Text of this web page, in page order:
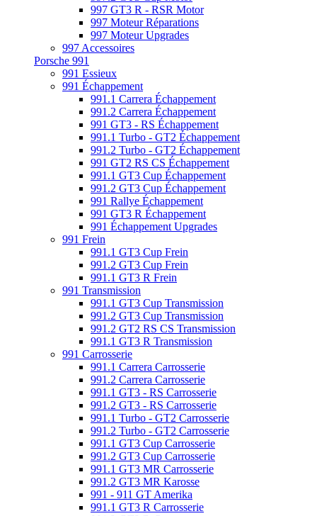
997 GT3 R - RSR Motor
997 Moteur Réparations
997 Moteur Upgrades
997 Accessoires
Porsche 991
991 Essieux
991 Échappement
991.1 Carrera Échappement
991.2 Carrera Échappement
991 GT3 - RS Échappement
991.1 Turbo - GT2 Échappement
991.2 Turbo - GT2 Échappement
991 GT2 RS CS Échappement
991.1 GT3 Cup Échappement
991.2 GT3 Cup Échappement
991 Rallye Échappement
991 GT3 R Échappement
991 Échappement Upgrades
991 Frein
991.1 GT3 Cup Frein
991.2 GT3 Cup Frein
991.1 GT3 R Frein
991 Transmission
991.1 GT3 Cup Transmission
991.2 GT3 Cup Transmission
991.2 GT2 RS CS Transmission
991.1 GT3 R Transmission
991 Carrosserie
991.1 Carrera Carrosserie
991.2 Carrera Carrosserie
991.1 GT3 - RS Carrosserie
991.2 GT3 - RS Carrosserie
991.1 Turbo - GT2 Carrosserie
991.2 Turbo - GT2 Carrosserie
991.1 GT3 Cup Carrosserie
991.2 GT3 Cup Carrosserie
991.1 GT3 MR Carrosserie
991.2 GT3 MR Karosse
991 - 911 GT Amerika
991.1 GT3 R Carrosserie